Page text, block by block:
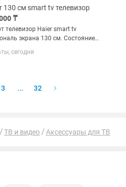
130 см smart tv телевизор
₸
телевизор Haier smart tv
экрана 130 см. Состояние
Пульт и ножки в
сегодня
3 ... 32
ТВ и видео Аксессуары для ТВ